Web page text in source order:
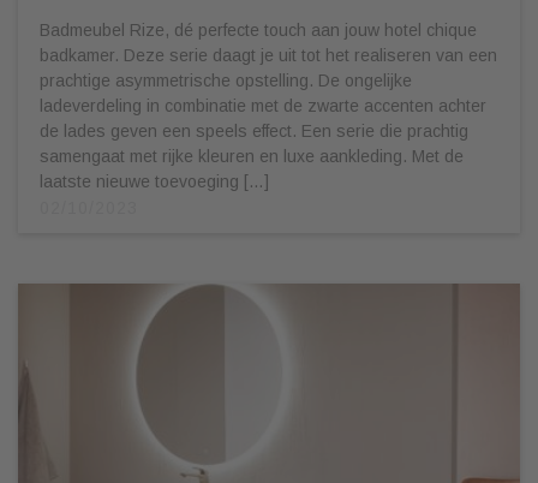
Badmeubel Rize, dé perfecte touch aan jouw hotel chique
badkamer. Deze serie daagt je uit tot het realiseren van een
prachtige asymmetrische opstelling. De ongelijke
ladeverdeling in combinatie met de zwarte accenten achter
de lades geven een speels effect. Een serie die prachtig
samengaat met rijke kleuren en luxe aankleding. Met de
laatste nieuwe toevoeging […]